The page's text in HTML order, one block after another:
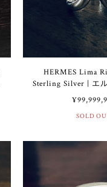
HERMES Lima
Sterling Silver | エ
ング GM 13号 ス
ルバー
SOLD